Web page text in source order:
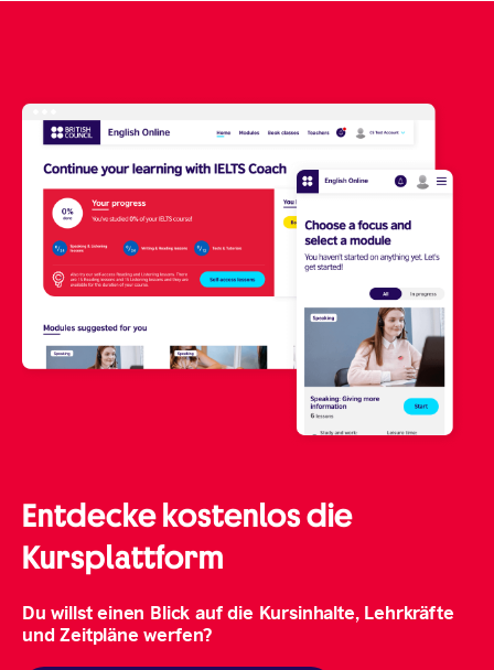
Entdecke kostenlos die
Kursplattform
Du willst einen Blick auf die Kursinhalte, Lehrkräfte
und Zeitpläne werfen?